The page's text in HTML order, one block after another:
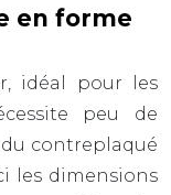
en forme
idéal pour les
peu de
contreplaqué
les dimensions